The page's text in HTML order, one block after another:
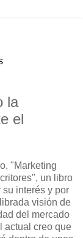
la
el
"Marketing
un libro
su interés y por
visión de
del mercado
actual creo que